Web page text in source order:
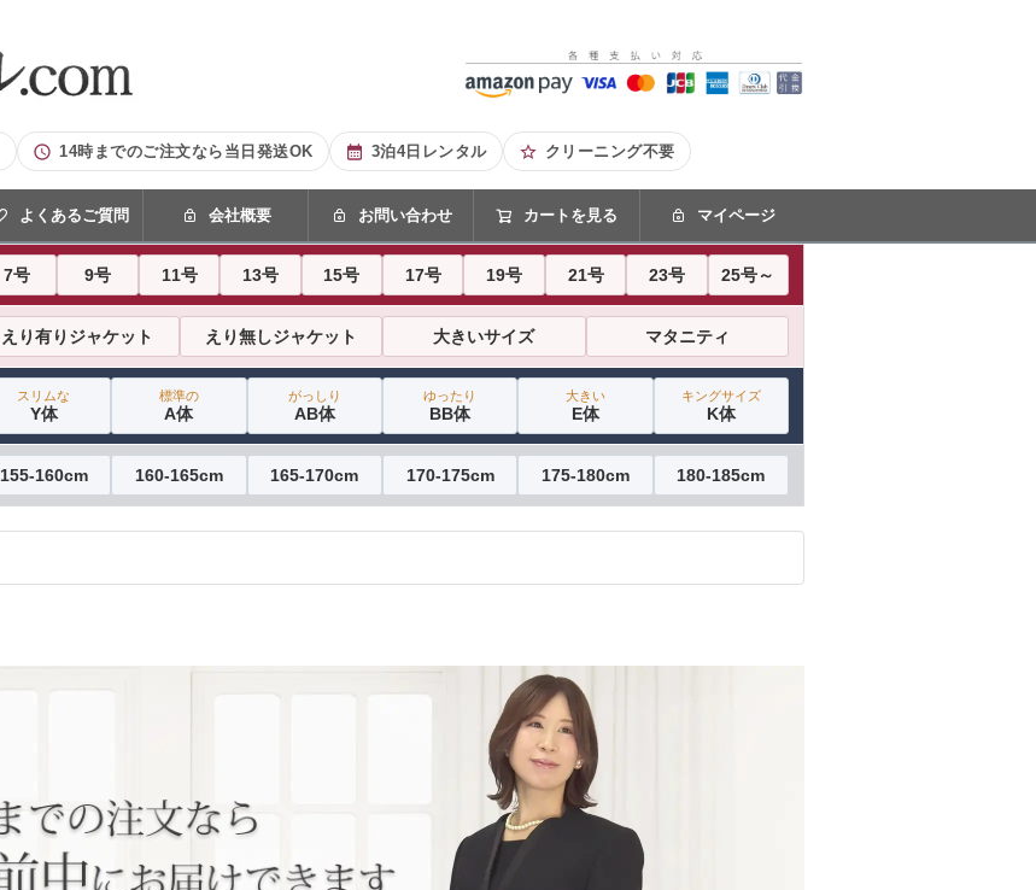
14時までのご注文なら当日発送OK 3泊4日レンタル クリーニング不要
よくあるご質問 会社概要 お問い合わせ カートを見る マイページ
7号 9号 11号 13号 15号 17号 19号 21号 23号 25号～
えり有りジャケット えり無しジャケット 大きいサイズ マタニティ
スリムな
Y体
標準の
A体
がっしり
AB体
ゆったり
BB体
大きい
E体
キングサイズ
K体
155-160cm 160-165cm 165-170cm 170-175cm 175-180cm 180-185cm